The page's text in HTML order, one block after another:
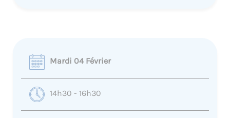
Mardi 04 Février
14h30 - 16h30